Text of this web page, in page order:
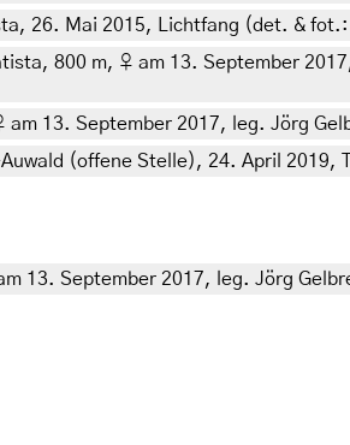
26. Mai 2015, Lichtfang (det. &
800 m, ♀ am 13. September
13. September 2017, leg. Jörg
(offene Stelle), 24. April
13. September 2017, leg. Jörg